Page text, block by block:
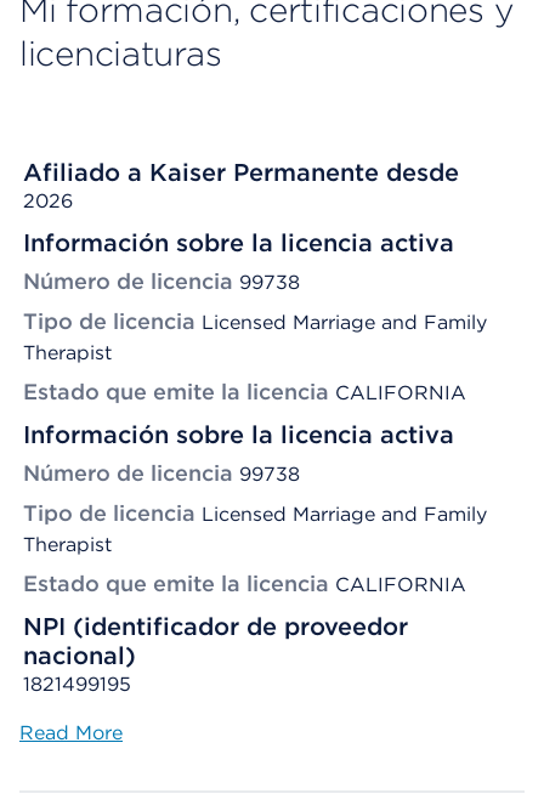
Mi formación, certificaciones y
licenciaturas
Afiliado a Kaiser Permanente desde
2026
Información sobre la licencia activa
Número de licencia 99738
Tipo de licencia Licensed Marriage and Family
Therapist
Estado que emite la licencia CALIFORNIA
Información sobre la licencia activa
Número de licencia 99738
Tipo de licencia Licensed Marriage and Family
Therapist
Estado que emite la licencia CALIFORNIA
NPI (identificador de proveedor
nacional)
1821499195
Read More